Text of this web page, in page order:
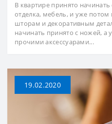
В квартире принято
отделка, мебель, и уже
шторам и декоративным
начинать принято с ножей, а
прочими аксессуарами...
19.02.2020